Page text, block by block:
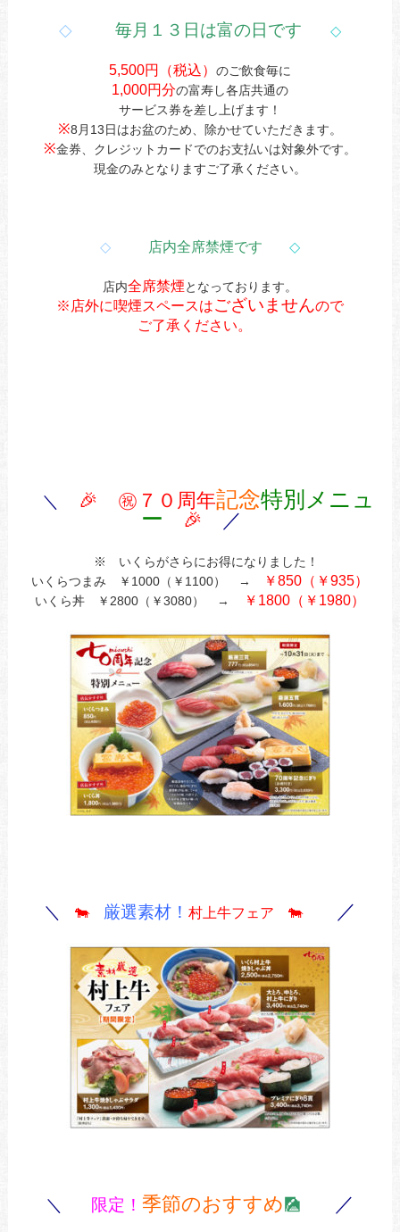
◇ 毎月１３日は富の日です ◇
5,500円（税込） のご飲食毎に
1,000円分の富寿し各店共通の
サービス券を差し上げます！
※8月13日はお盆のため、除かせていただきます。
※金券、クレジットカードでのお支払いは対象外です。
現金のみとなりますご了承ください。
◇ 店内全席禁煙です ◇
店内全席禁煙となっております。
※店外に喫煙スペースはございませんので
ご了承ください。
＼ 🎉 ㊗７０周年記念特別メニュ
ー 🎉 ／
※ いくらがさらにお得になりました！
いくらつまみ ￥1000（￥1100） →
￥850（￥935）
いくら丼 ￥2800（￥3080） → ￥1800（￥1980）
＼ 🐄 厳選素材！ 村上牛フェア 🐄 ／
＼ 限定！ 季節のおすすめ🎑 ／